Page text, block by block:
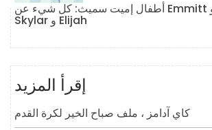
أطفال إميت سميث: كل شيء عن Emmitt و Rheagen و
Skylar و Elijah
إقرأ المزيد
كاي آدامز ، ملف صباح الخير لكرة القدم